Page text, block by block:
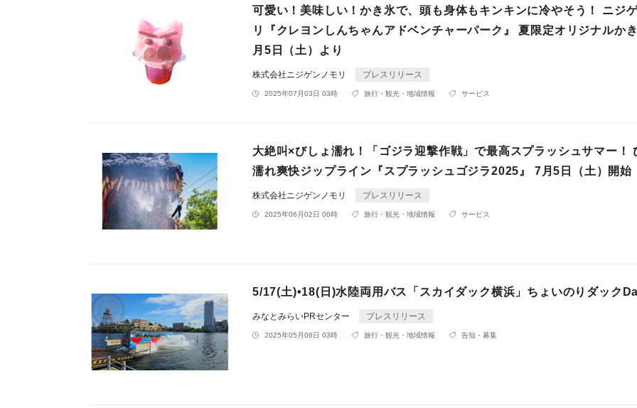
可愛い！美味しい！かき氷で、頭も身体もキンキンに冷やそう！ ニジ
リ『クレヨンしんちゃんアドベンチャーパーク』 夏限定オリジナル
月5日（土）より
株式会社ニジゲンノモリ プレスリリース
2025年07月03日 03時 旅行・観光・地域情報 サービス
大絶叫×びしょ濡れ！「ゴジラ迎撃作戦」で最高スプラッシュサマー！
濡れ爽快ジップライン『スプラッシュゴジラ2025』 7月5日（土）開始
株式会社ニジゲンノモリ プレスリリース
2025年06月02日 06時 旅行・観光・地域情報 サービス
5/17(土)•18(日)水陸両用バス「スカイダック横浜」ちょいのりダック
みなとみらいPRセンター プレスリリース
2025年05月08日 03時 旅行・観光・地域情報 告知・募集